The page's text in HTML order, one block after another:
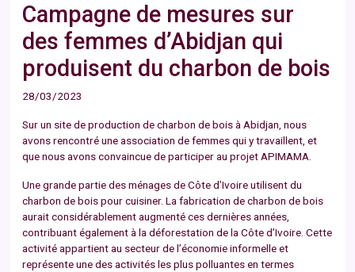
Campagne de mesures sur
des femmes d’Abidjan qui
produisent du charbon de bois
28/03/2023
Sur un site de production de charbon de bois à Abidjan, nous
avons rencontré une association de femmes qui y travaillent, et
que nous avons convaincue de participer au projet APIMAMA.
Une grande partie des ménages de Côte d’Ivoire utilisent du
charbon de bois pour cuisiner. La fabrication de charbon de bois
aurait considérablement augmenté ces dernières années,
contribuant également à la déforestation de la Côte d’Ivoire. Cette
activité appartient au secteur de l’économie informelle et
représente une des activités les plus polluantes en termes